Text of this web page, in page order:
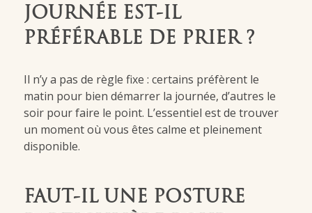
JOURNÉE EST-IL
PRÉFÉRABLE DE PRIER ?
Il n’y a pas de règle fixe : certains préfèrent le
matin pour bien démarrer la journée, d’autres le
soir pour faire le point. L’essentiel est de trouver
un moment où vous êtes calme et pleinement
disponible.
FAUT-IL UNE POSTURE